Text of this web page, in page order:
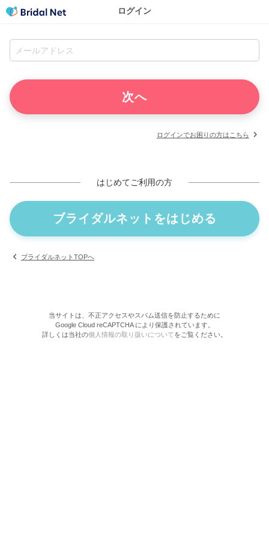
ログイン
ログインでお困りの方はこちら
はじめてご利用の方
ブライダルネットをはじめる
ブライダルネットTOPへ
当サイトは、不正アクセスやスパム送信を防止するために
Google Cloud reCAPTCHA により保護されています。
詳しくは当社の個人情報の取り扱いについてをご覧ください。